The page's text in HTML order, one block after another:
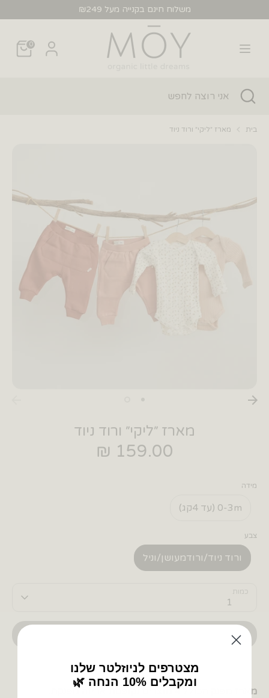
משלוח חינם בקנייה מעל ₪249
0 חפש
חפש
סגור
חיפוש
בית מארז ״ליקי״ ורוד ניוד
מארז ״ליקי״ ורוד ניוד
159.00 ₪
מידה
0-3m (עד 4קג)
צבע
ורוד ניוד/ורודמעושן/וניל
כמות
1
מארז מפנק הכולל 4 מוצרים וקופסת אריזה מפנקת:
מצטרפים לניוזלטר שלנו
🌿 ומקבלים 10% הנחה